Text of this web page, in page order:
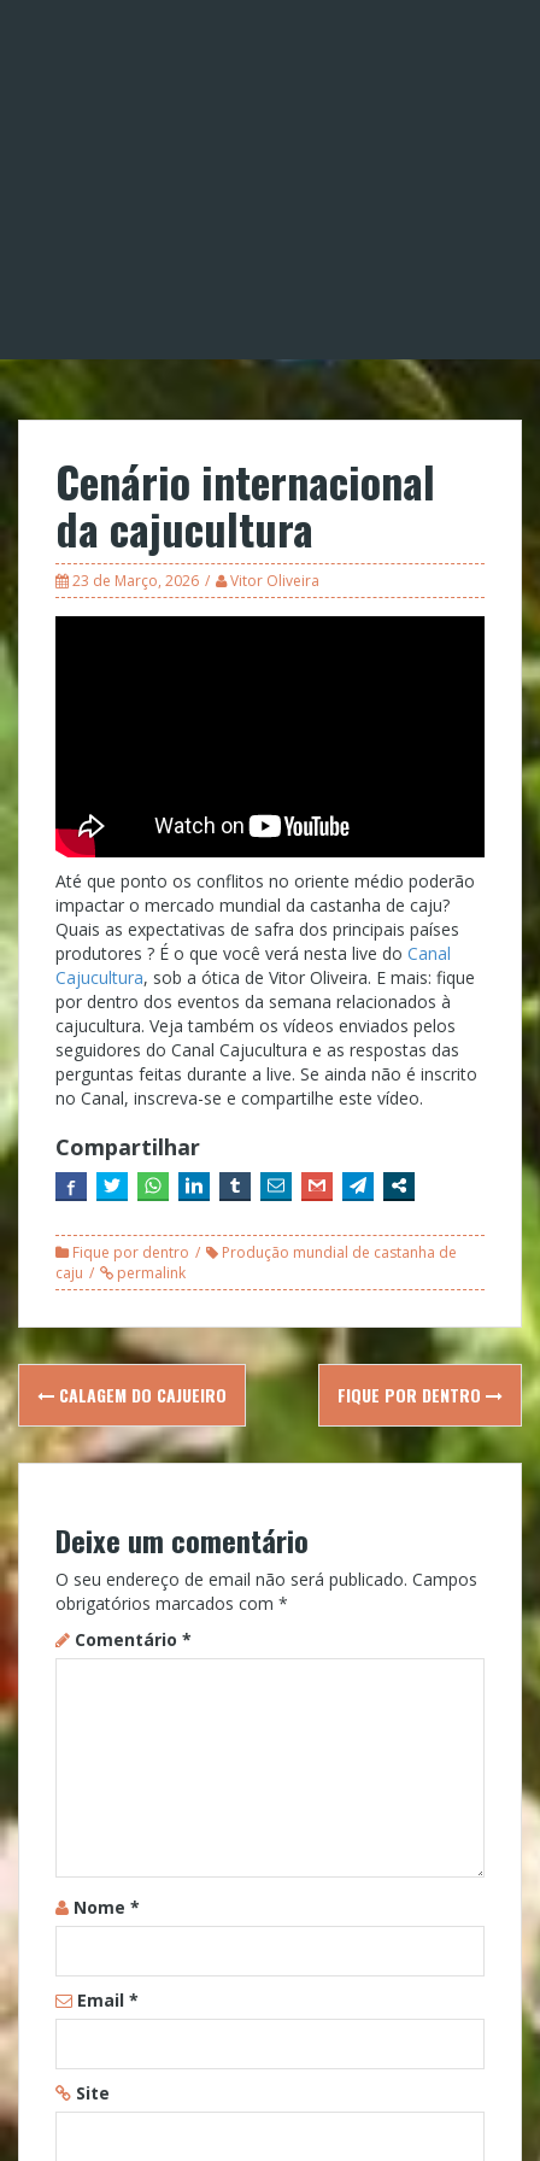
Cenário internacional
da cajucultura
23 de Março, 2026 Vitor Oliveira
Até que ponto os conflitos no oriente médio poderão
impactar o mercado mundial da castanha de caju?
Quais as expectativas de safra dos principais países
produtores ? É o que você verá nesta live do Canal
Cajucultura, sob a ótica de Vitor Oliveira. E mais: fique
por dentro dos eventos da semana relacionados à
cajucultura. Veja também os vídeos enviados pelos
seguidores do Canal Cajucultura e as respostas das
perguntas feitas durante a live. Se ainda não é inscrito
no Canal, inscreva-se e compartilhe este vídeo.
Compartilhar
Fique por dentro
Produção mundial de castanha de
caju
permalink
Post
navigation
CALAGEM DO CAJUEIRO FIQUE POR DENTRO
Deixe um comentário
O seu endereço de email não será publicado. Campos
obrigatórios marcados com *
Comentário *
Nome *
Email *
Site